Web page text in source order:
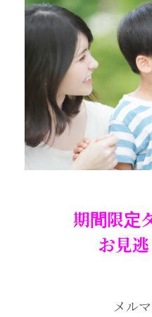
期間限定
お見逃
メル